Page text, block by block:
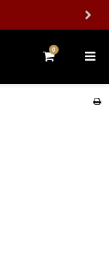
0